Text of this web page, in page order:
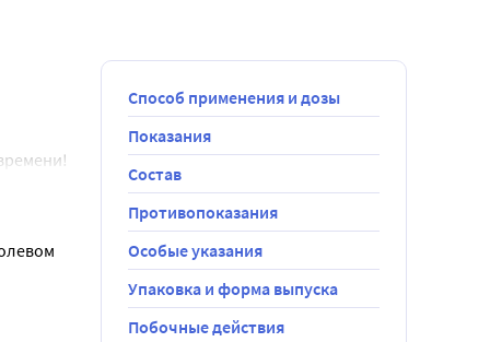
4 раз в
Способ применения и дозы
Показания
Состав
Противопоказания
Особые указания
Упаковка и форма выпуска
Побочные действия